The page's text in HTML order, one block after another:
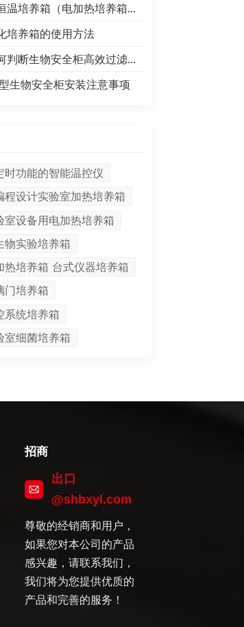
培养箱（电加热培养箱）常见故障
培养箱的使用方法
断生物安全柜高效过滤器需要更换
生物安全柜安装注意事项
时功能的智能温控仪
程设计实验室加热培养箱
室设备用电加热培养箱
物实验培养箱
热培养箱 台式仪器培养箱
门培养箱
系统培养箱
室细菌培养箱
招商
出口
@shbxyl.com
尊敬的经销商和用户，
如果您对本公司的产品
感兴趣，请联系我们，
我们将为您提供优质的
产品和完善的服务！